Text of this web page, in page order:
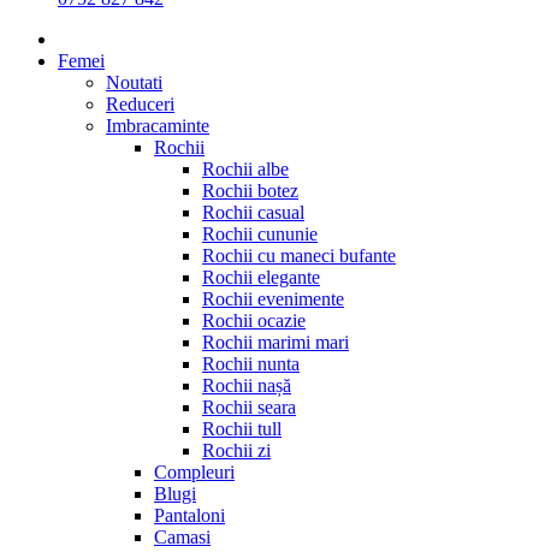
Femei
Noutati
Reduceri
Imbracaminte
Rochii
Rochii albe
Rochii botez
Rochii casual
Rochii cununie
Rochii cu maneci bufante
Rochii elegante
Rochii evenimente
Rochii ocazie
Rochii marimi mari
Rochii nunta
Rochii nașă
Rochii seara
Rochii tull
Rochii zi
Compleuri
Blugi
Pantaloni
Camasi